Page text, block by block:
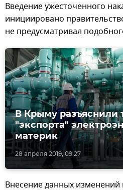
Введение ужесточенного
инициировано
не предусматривал
28 апреля 2019, 09:27
В Крыму разъяснили
"экспорта"
материк
Внесение данных изменений